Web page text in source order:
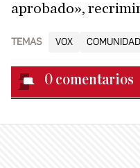
aprobado»,
TEMAS VOX
0 comentarios